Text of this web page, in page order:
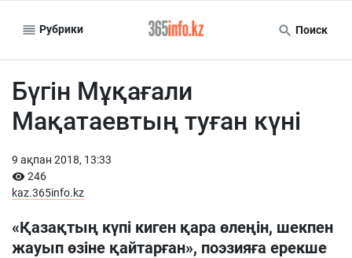
Рубрики Поиск
Бүгін Мұқағали
Мақатаевтың туған күні
9 ақпан 2018, 13:33
246
kaz.365info.kz
«Қазақтың күпі киген қара өлеңін, шекпен
жауып өзіне қайтарған», поэзияға ерекше